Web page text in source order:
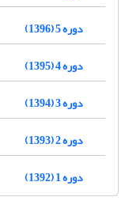
دوره 5 (1396)
دوره 4 (1395)
دوره 3 (1394)
دوره 2 (1393)
دوره 1 (1392)